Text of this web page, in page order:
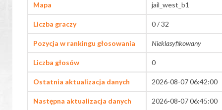
Mapa jail_west_b1
Liczba graczy 0 / 32
Pozycja w rankingu głosowania Nieklasyfikowany
Liczba głosów 0
Ostatnia aktualizacja danych 2026-08-07 06:42:00
Następna aktualizacja danych 2026-08-07 06:45:00